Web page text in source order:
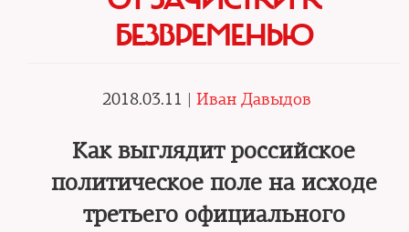
БЕЗВРЕМЕНЬЮ
2018.03.11 | Иван Давыдов
Как выглядит российское
политическое поле на исходе
третьего официального